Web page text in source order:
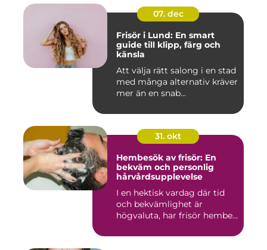
07. dec
Frisör i Lund: En smart
guide till klipp, färg och
känsla
Att välja rätt salong i en stad
med många alternativ kräver
mer än en snab...
31. okt
Hembesök av frisör: En
bekväm och personlig
hårvårdsupplevelse
I en hektisk vardag där tid
och bekvämlighet är
högvaluta, har frisör hembe...